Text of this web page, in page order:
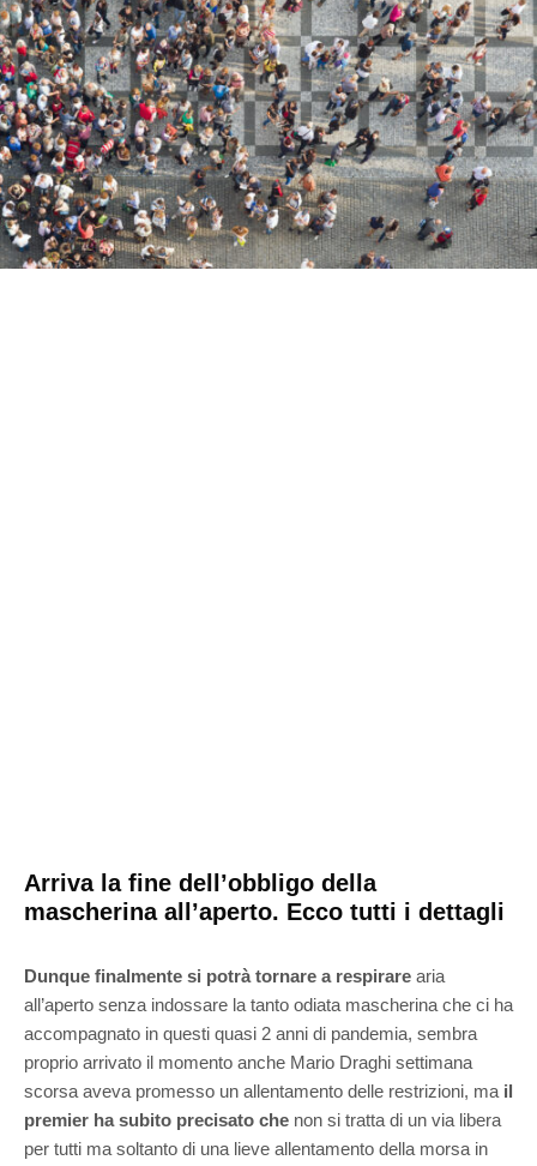
Arriva la fine dell’obbligo della
mascherina all’aperto. Ecco tutti i dettagli
Dunque finalmente si potrà tornare a respirare aria
all’aperto senza indossare la tanto odiata mascherina che ci ha
accompagnato in questi quasi 2 anni di pandemia, sembra
proprio arrivato il momento anche Mario Draghi settimana
scorsa aveva promesso un allentamento delle restrizioni, ma il
premier ha subito precisato che non si tratta di un via libera
per tutti ma soltanto di una lieve allentamento della morsa in